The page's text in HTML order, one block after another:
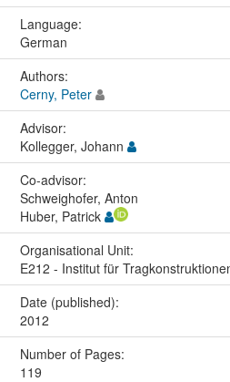
Language:
German
Authors:
Cerny, Peter
Advisor:
Kollegger, Johann
Co-advisor:
Schweighofer, Anton
Huber, Patrick
Organisational Unit:
E212 - Institut für
Date (published):
2012
Number of Pages:
119